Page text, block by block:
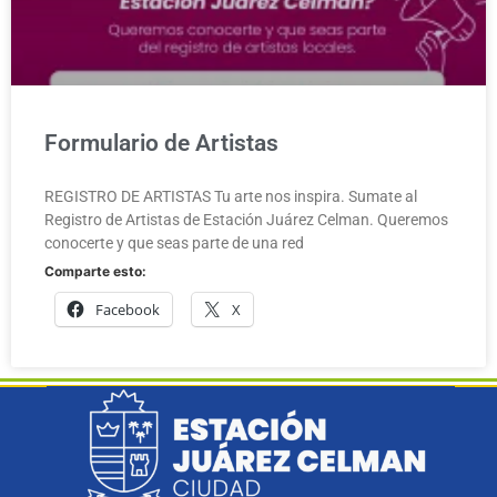
Formulario de Artistas
REGISTRO DE ARTISTAS Tu arte nos inspira. Sumate al
Registro de Artistas de Estación Juárez Celman. Queremos
conocerte y que seas parte de una red
Comparte esto:
Facebook X